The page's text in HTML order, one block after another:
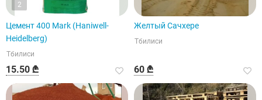
2
Цемент 400 Mark (Haniwell-
Heidelberg)
Тбилиси
15.50 ₾
Желтый Сачхере
Тбилиси
60 ₾